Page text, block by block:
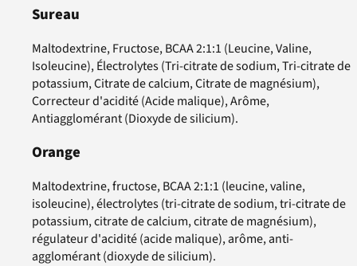
Sureau
Maltodextrine, Fructose, BCAA 2:1:1 (Leucine, Valine,
Isoleucine), Électrolytes (Tri-citrate de sodium, Tri-citrate de
potassium, Citrate de calcium, Citrate de magnésium),
Correcteur d'acidité (Acide malique), Arôme,
Antiagglomérant (Dioxyde de silicium).
Orange
Maltodextrine, fructose, BCAA 2:1:1 (leucine, valine,
isoleucine), électrolytes (tri-citrate de sodium, tri-citrate de
potassium, citrate de calcium, citrate de magnésium),
régulateur d'acidité (acide malique), arôme, anti-
agglomérant (dioxyde de silicium).